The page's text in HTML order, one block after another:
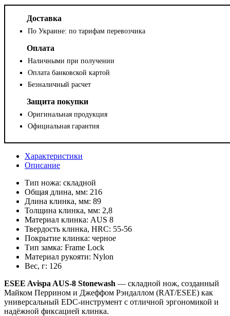
Доставка
По Украине: по тарифам перевозчика
Оплата
Наличными при получении
Оплата банковской картой
Безналичный расчет
Защита покупки
Оригинальная продукция
Официальная гарантия
Характеристики
Описание
Тип ножа: складной
Общая длина, мм: 216
Длина клинка, мм: 89
Толщина клинка, мм: 2,8
Материал клинка: AUS 8
Твердость клинка, HRC: 55-56
Покрытие клинка: черное
Тип замка: Frame Lock
Материал рукояти: Nylon
Вес, г: 126
ESEE Avispa AUS-8 Stonewash — складной нож, созданный
Майком Перрином и Джеффом Рэндаллом (RAT/ESEE) как
универсальный EDC-инструмент с отличной эргономикой и
надёжной фиксацией клинка.